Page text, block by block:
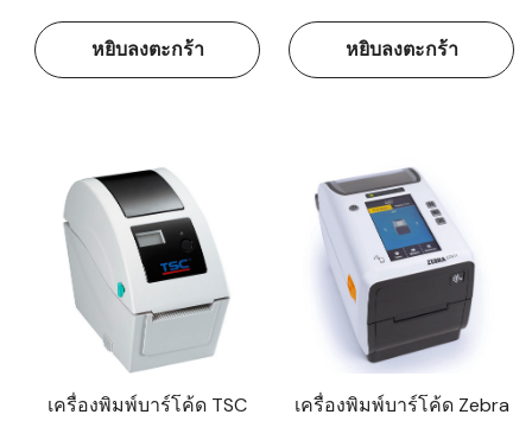
หยิบลงตะกร้า หยิบลงตะกร้า
เครื่องพิมพ์บาร์โค้ด TSC
เครื่องพิมพ์บาร์โค้ด Zebra